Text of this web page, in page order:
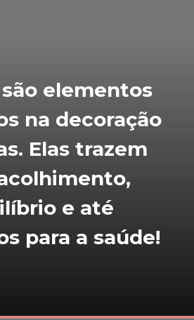
elementos
na decoração
Elas trazem
e até
para a saúde!